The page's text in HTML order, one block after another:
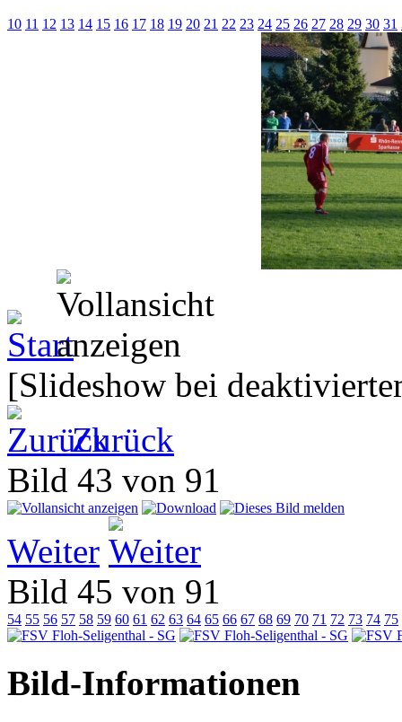
10 11 12 13 14 15 16 17 18 19 20 21 22 23 24 25 26 27 28 29 30 31
[Slideshow bei
Zurück
Bild 43 von 91
Weiter
Bild 45 von 91
54 55 56 57 58 59 60 61 62 63 64 65 66 67 68 69 70 71 72 73 74 75
Bild-Informationen